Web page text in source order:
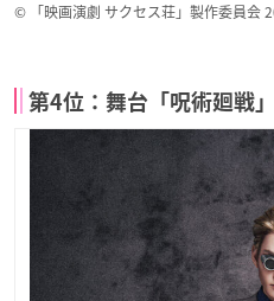
© 「映画演劇 サクセス荘」製作委員会
第4位：舞台「呪術廻戦